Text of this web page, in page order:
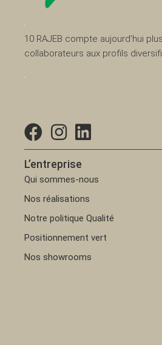
10 RAJEB compte aujourd’hui
collaborateurs aux profils
L’entreprise
Qui sommes-nous
Nos réalisations
Notre politique Qualité
Positionnement vert
Nos showrooms